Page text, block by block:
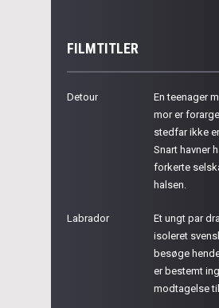
FILMTITLER
Detour
En teenager
mor er
stedfar ikke
Snart havner
forkerte
halsen.
Labrador
Et ungt par
isoleret
besøge
er bestemt
modtagelse